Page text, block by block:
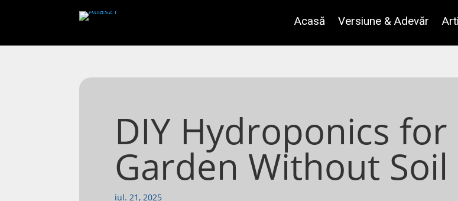
Acasă Versiune & Adevăr
DIY Hydroponics
Garden Without Soil
iul. 21, 2025